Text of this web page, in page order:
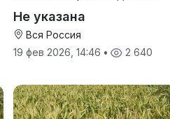
Не указана
Вся Россия
19 фев 2026, 14:46 • 2 640